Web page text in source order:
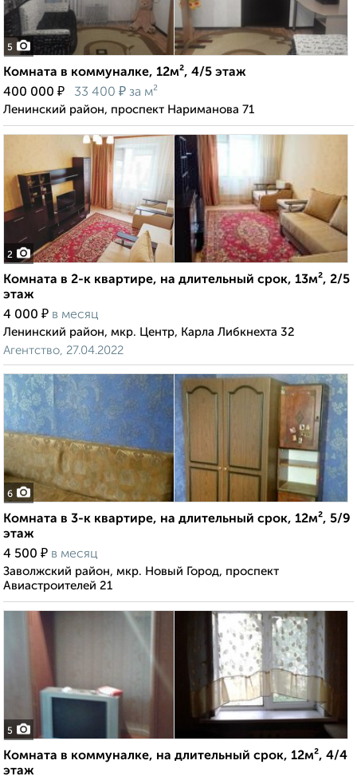
5
Комната в коммуналке, 12м², 4/5 этаж
400 000 ₽ 33 400 ₽ за м²
Ленинский район, проспект Нариманова 71
2
Комната в 2-к квартире, на длительный срок, 13м², 2/5
этаж
4 000 ₽ в месяц
Ленинский район, мкр. Центр, Карла Либкнехта 32
Агентство, 27.04.2022
6
Комната в 3-к квартире, на длительный срок, 12м², 5/9
этаж
4 500 ₽ в месяц
Заволжский район, мкр. Новый Город, проспект
Авиастроителей 21
5
Комната в коммуналке, на длительный срок, 12м², 4/4
этаж